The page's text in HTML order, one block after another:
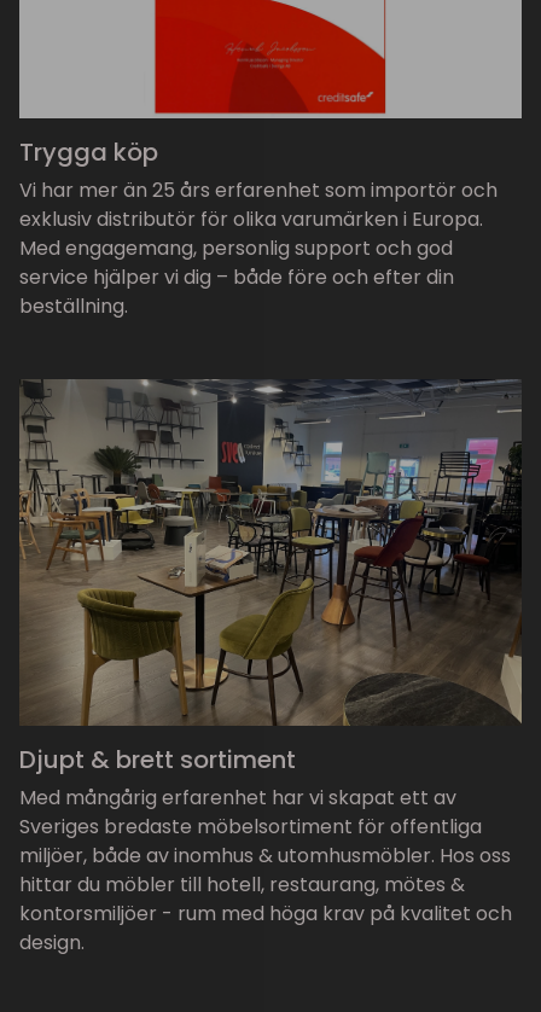
Trygga köp
Vi har mer än 25 års erfarenhet som importör och
exklusiv distributör för olika varumärken i Europa.
Med engagemang, personlig support och god
service hjälper vi dig – både före och efter din
beställning.
Djupt & brett sortiment
Med mångårig erfarenhet har vi skapat ett av
Sveriges bredaste möbelsortiment för offentliga
miljöer, både av inomhus & utomhusmöbler. Hos oss
hittar du möbler till hotell, restaurang, mötes &
kontorsmiljöer - rum med höga krav på kvalitet och
design.